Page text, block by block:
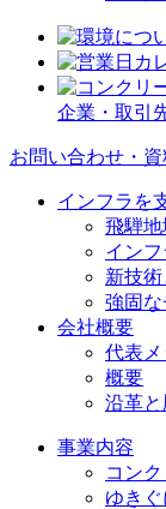
企業・取引
お問い合わせ・
インフラを
飛騨地
イン
新技
強固
会社概要
代表
概要
沿革と
事業内容
コン
ゆき